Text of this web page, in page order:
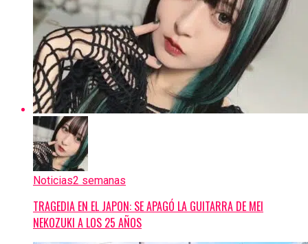
Noticias2 semanas
TRAGEDIA EN EL JAPON: SE APAGÓ LA GUITARRA DE MEI
NEKOZUKI A LOS 25 AÑOS